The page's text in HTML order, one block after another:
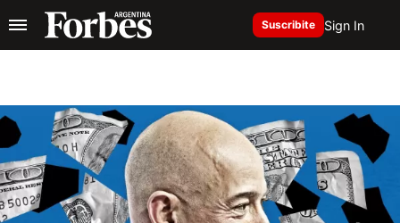
Suscribite Sign In